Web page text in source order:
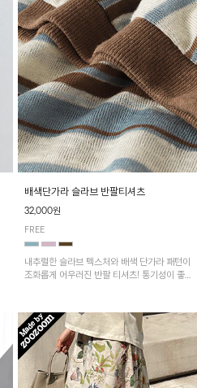
배색단가라 슬라브 반팔티셔츠
32,000원
FREE
내추럴한 슬라브 텍스처와 배색 단가라 패턴이
조화롭게 어우러진 반팔 티셔츠! 통기성이 좋